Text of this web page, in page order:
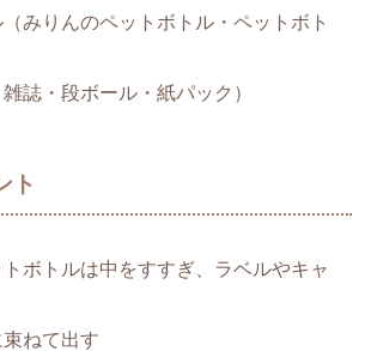
みりんのペットボトル・ペットボト
誌・段ボール・紙パック）
ト
ボトルは中をすすぎ、ラベルやキャ
ねて出す